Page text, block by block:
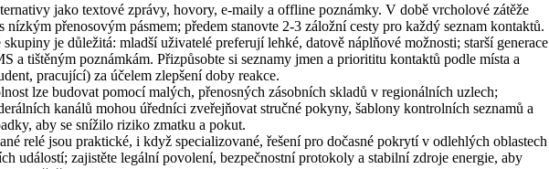
jako textové zprávy, hovory, e-maily a offline poznámky. V době vrcholové zátěže
nízkým přenosovým pásmem; předem stanovte 2-3 záložní cesty pro každý seznam kontaktů.
skupiny je důležitá: mladší uživatelé preferují lehké, datově náplňové možnosti; starší generace
a tištěným poznámkám. Přizpůsobte si seznamy jmen a priorititu kontaktů podle místa a
pracující) za účelem zlepšení doby reakce.
lze budovat pomocí malých, přenosných zásobních skladů v regionálních uzlech;
kanálů mohou úředníci zveřejňovat stručné pokyny, šablony kontrolních seznamů a
aby se snížilo riziko zmatku a pokut.
relé jsou praktické, i když specializované, řešení pro dočasné pokrytí v odlehlých oblastech
událostí; zajistěte legální povolení, bezpečnostní protokoly a stabilní zdroje energie, aby